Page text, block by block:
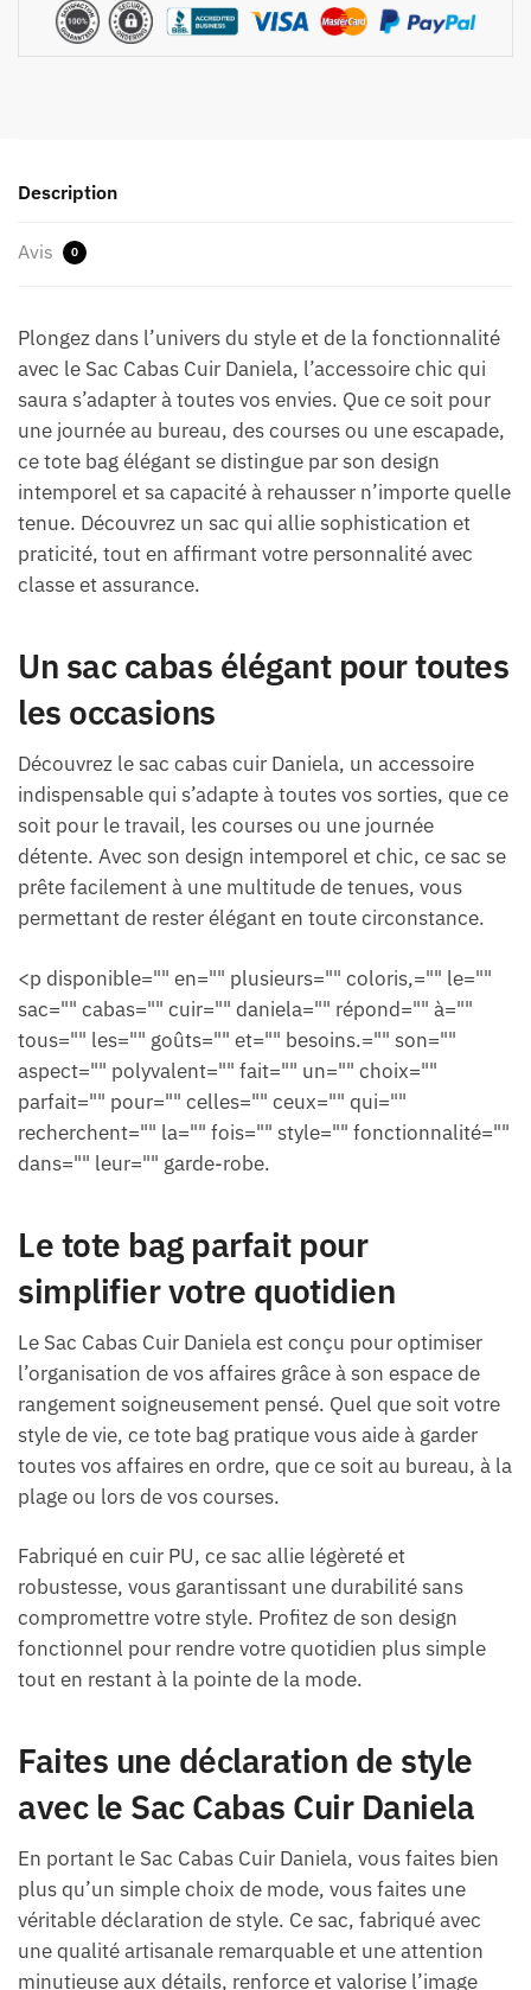
Description
Avis 0
Plongez dans l’univers du style et de la fonctionnalité
avec le Sac Cabas Cuir Daniela, l’accessoire chic qui
saura s’adapter à toutes vos envies. Que ce soit pour
une journée au bureau, des courses ou une escapade,
ce tote bag élégant se distingue par son design
intemporel et sa capacité à rehausser n’importe quelle
tenue. Découvrez un sac qui allie sophistication et
praticité, tout en affirmant votre personnalité avec
classe et assurance.
Un sac cabas élégant pour toutes
les occasions
Découvrez le sac cabas cuir Daniela, un accessoire
indispensable qui s’adapte à toutes vos sorties, que ce
soit pour le travail, les courses ou une journée
détente. Avec son design intemporel et chic, ce sac se
prête facilement à une multitude de tenues, vous
permettant de rester élégant en toute circonstance.
<p disponible="" en="" plusieurs="" coloris,="" le=""
sac="" cabas="" cuir="" daniela="" répond="" à=""
tous="" les="" goûts="" et="" besoins.="" son=""
aspect="" polyvalent="" fait="" un="" choix=""
parfait="" pour="" celles="" ceux="" qui=""
recherchent="" la="" fois="" style="" fonctionnalité=""
dans="" leur="" garde-robe.
Le tote bag parfait pour
simplifier votre quotidien
Le Sac Cabas Cuir Daniela est conçu pour optimiser
l’organisation de vos affaires grâce à son espace de
rangement soigneusement pensé. Quel que soit votre
style de vie, ce tote bag pratique vous aide à garder
toutes vos affaires en ordre, que ce soit au bureau, à la
plage ou lors de vos courses.
Fabriqué en cuir PU, ce sac allie légèreté et
robustesse, vous garantissant une durabilité sans
compromettre votre style. Profitez de son design
fonctionnel pour rendre votre quotidien plus simple
tout en restant à la pointe de la mode.
Faites une déclaration de style
avec le Sac Cabas Cuir Daniela
En portant le Sac Cabas Cuir Daniela, vous faites bien
plus qu’un simple choix de mode, vous faites une
véritable déclaration de style. Ce sac, fabriqué avec
une qualité artisanale remarquable et une attention
minutieuse aux détails, renforce et valorise l’image